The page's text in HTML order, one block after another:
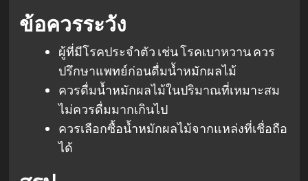
ข้อควรระวัง
ผู้ที่มีโรคประจำตัว เช่น โรคเบาหวาน ควร
ปรึกษาแพทย์ก่อนดื่มน้ำหมักผลไม้
ควรดื่มน้ำหมักผลไม้ในปริมาณที่เหมาะสม
ไม่ควรดื่มมากเกินไป
ควรเลือกซื้อน้ำหมักผลไม้จากแหล่งที่เชื่อถือ
ได้